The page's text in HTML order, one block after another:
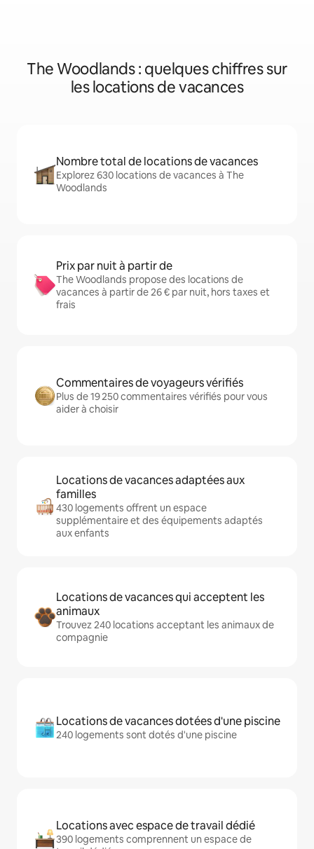
The Woodlands : quelques chiffres sur
les locations de vacances
Nombre total de locations de vacances
Explorez 630 locations de vacances à The
Woodlands
Prix par nuit à partir de
The Woodlands propose des locations de
vacances à partir de 26 € par nuit, hors taxes et
frais
Commentaires de voyageurs vérifiés
Plus de 19 250 commentaires vérifiés pour vous
aider à choisir
Locations de vacances adaptées aux
familles
430 logements offrent un espace
supplémentaire et des équipements adaptés
aux enfants
Locations de vacances qui acceptent les
animaux
Trouvez 240 locations acceptant les animaux de
compagnie
Locations de vacances dotées d'une piscine
240 logements sont dotés d'une piscine
Locations avec espace de travail dédié
390 logements comprennent un espace de